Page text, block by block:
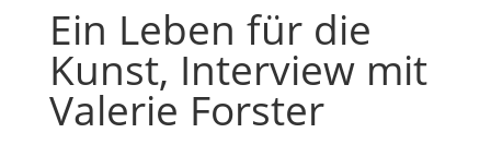
Ein Leben für die
Kunst, Interview mit
Valerie Forster